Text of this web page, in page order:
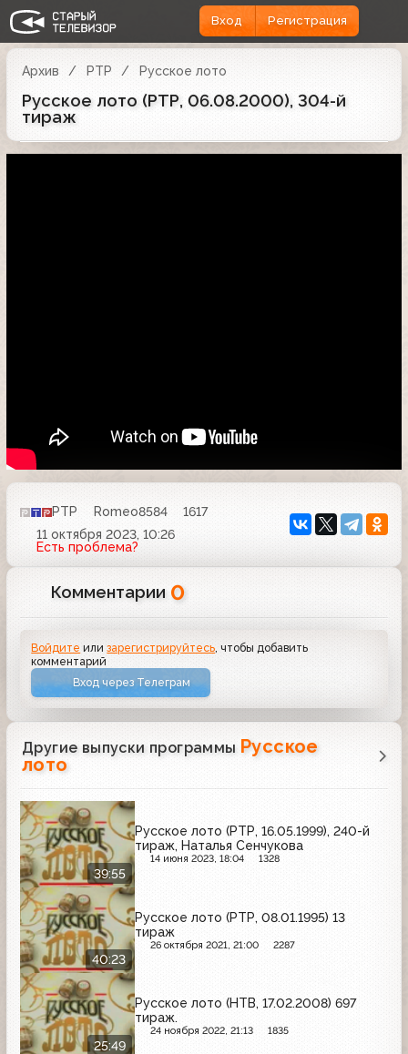
Вход Регистрация
Архив РТР Русское лото
Русское лото (РТР, 06.08.2000), 304-й
тираж
РТР Romeo8584
1617
11 октября 2023, 10:26
Есть проблема?
Комментарии 0
Войдите илизарегистрируйтесь , чтобы добавить
комментарий
Вход через Телеграм
Другие выпуски программы Русское
лото
39:55
Русское лото (РТР, 16.05.1999), 240-й
тираж, Наталья Сенчукова
14 июня 2023, 18:04 1328
40:23
Русское лото (РТР, 08.01.1995) 13
тираж
26 октября 2021, 21:00 2287
25:49
Русское лото (НТВ, 17.02.2008) 697
тираж.
24 ноября 2022, 21:13 1835